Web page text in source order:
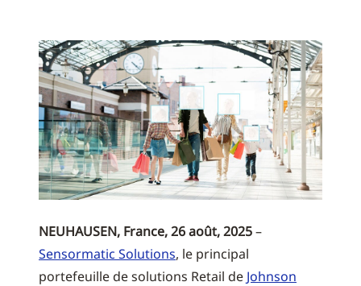
NEUHAUSEN, France, 26 août, 2025–
Sensormatic Solutions, le principal
portefeuille de solutions Retail de Johnson